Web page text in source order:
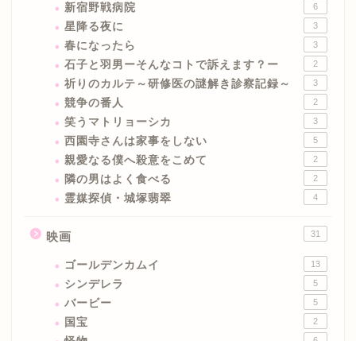
新宿野戦病院 6
星降る夜に 3
春になったら 3
石子と羽男ーそんなコトで訴えます？ー 2
祈りのカルテ～研修医の謎解き診察記録～ 3
競争の番人 2
笑うマトリョーシカ 3
西園寺さんは家事をしない 5
親愛なる僕へ殺意をこめて 2
隣の男はよく食べる 2
霊媒探偵・城塚翡翠 4
映画 31
ゴールデンカムイ 13
シンデレラ 5
バービー 5
国宝 2